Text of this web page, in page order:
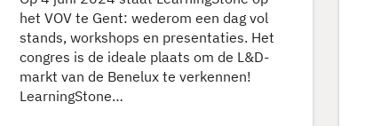
het VOV te Gent: wederom een dag vol
stands, workshops en presentaties. Het
congres is de ideale plaats om de L&D-
markt van de Benelux te verkennen!
LearningStone…